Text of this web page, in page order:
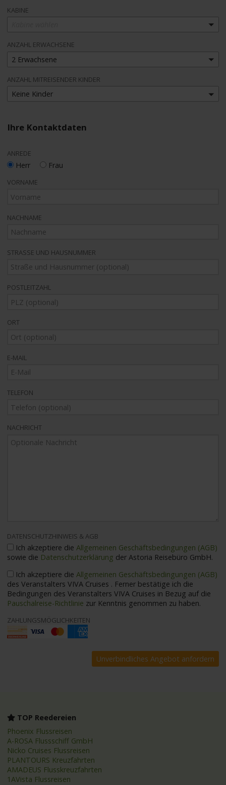
KABINE
ANZAHL ERWACHSENE
2 Erwachsene
ANZAHL MITREISENDER KINDER
Keine Kinder
Ihre Kontaktdaten
ANREDE
Herr Frau
VORNAME
NACHNAME
STRASSE UND HAUSNUMMER
POSTLEITZAHL
ORT
E-MAIL
TELEFON
NACHRICHT
DATENSCHUTZHINWEIS & AGB
Ich akzeptiere dieAllgemeinen Geschäftsbedingungen (AGB)
sowie die Datenschutzerklärung der Astoria Reisebüro GmbH.
Ich akzeptiere die Allgemeinen Geschäftsbedingungen (AGB)
des Veranstalters VIVA Cruises . Ferner bestätige ich die
Bedingungen des Veranstalters VIVA Cruises in Bezug auf die
Pauschalreise-Richtlinie zur Kenntnis genommen zu haben.
ZAHLUNGSMÖGLICHKEITEN
TOP Reedereien
Phoenix Flussreisen
A-ROSA Flussschiff GmbH
Nicko Cruises Flussreisen
PLANTOURS Kreuzfahrten
AMADEUS Flusskreuzfahrten
1AVista Flussreisen